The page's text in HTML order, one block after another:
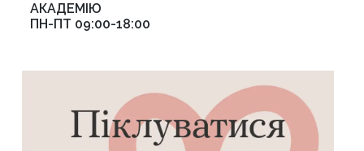
АКАДЕМІЮ
ПН-ПТ 09:00-18:00